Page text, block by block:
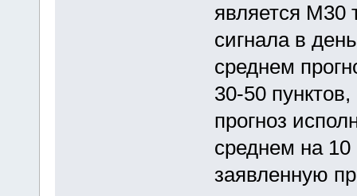
является М30
сигнала в
среднем
30-50
прогноз
среднем на 10
заявленную